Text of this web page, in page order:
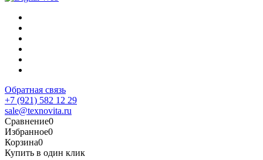
Обратная связь
+7 (921) 582 12 29
sale@texnovita.ru
Сравнение0
Избранное0
Корзина0
Купить в один клик